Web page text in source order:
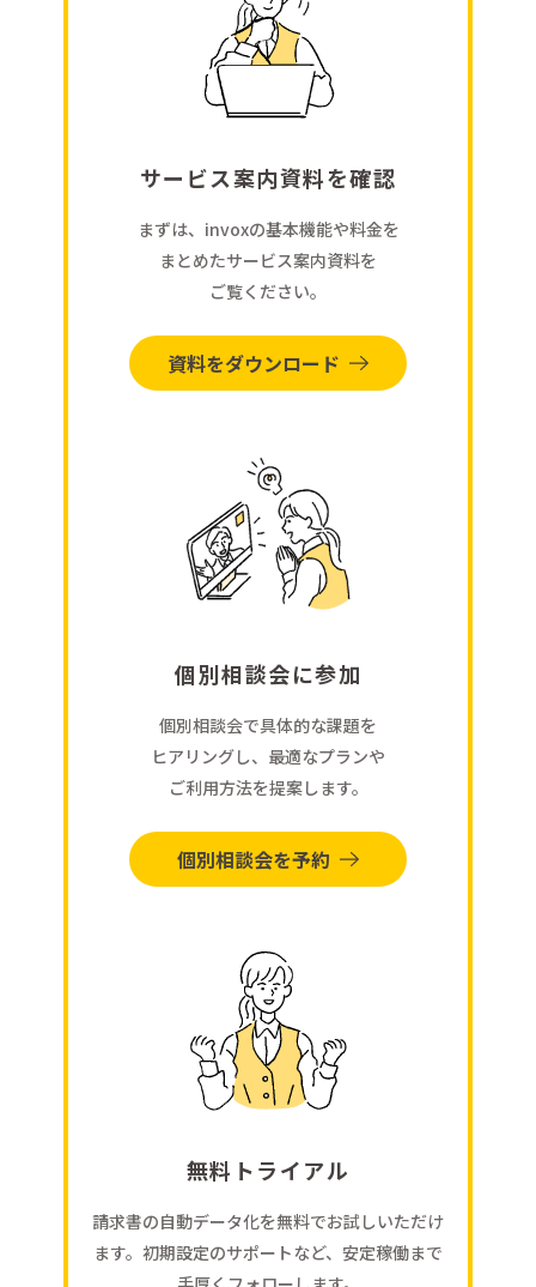
サービス案内資料を確認
まずは、invoxの基本機能や料金を
まとめたサービス案内資料を
ご覧ください。
資料をダウンロード
個別相談会に参加
個別相談会で具体的な課題を
ヒアリングし、最適なプランや
ご利用方法を提案します。
個別相談会を予約
無料トライアル
請求書の自動データ化を無料でお試しいただけ
ます。初期設定のサポートなど、安定稼働まで